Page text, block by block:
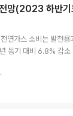
조기 투입 등) ▲선적
연장 등을 추진합니
단계 비상조치로 추가
망(2023 하반기
연가스 소비는 발전용
동기 대비 6.8% 감소
생산 둔화 및 도시가스